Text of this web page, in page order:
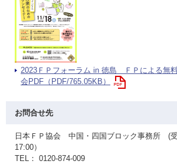
2023ＦＰフォーラム in 徳島 ＦＰによる無
会PDF（PDF/765.05KB）
お問合せ先
日本ＦＰ協会 中国・四国ブロック事務所 (
17:00）
TEL： 0120-874-009